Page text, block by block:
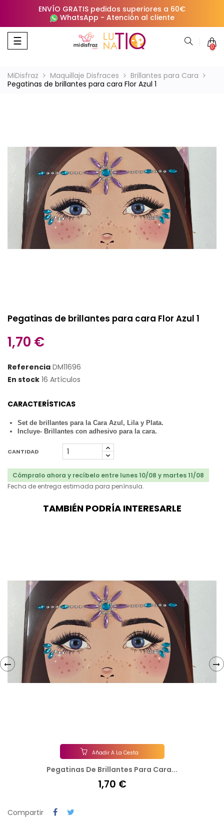
ENVÍO GRATIS pedidos superiores a 60€
WhatsApp - Atención al cliente
Navegación
de
☰ 0
MiDisfraz Maquillaje Disfraces
Brillantes para Cara
Pegatinas de brillantes para cara Flor Azul 1
Pegatinas de brillantes para cara Flor Azul 1
1,70 €
Referencia DM11696
En stock 16 Artículos
CARACTERÍSTICAS
Set de brillantes para la Cara Azul, Lila y Plata.
Incluye- Brillantes con adhesivo para la cara.
CANTIDAD
Cómpralo ahora y recíbelo entre lunes 10/08 y martes 11/08
Fecha de entrega estimada para península.
TAMBIÉN PODRÍA INTERESARLE
Añadir A La Cesta
Pegatinas De Brillantes Para Cara...
1,70 €
Compartir